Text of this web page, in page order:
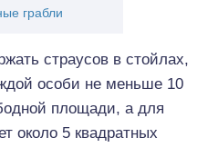
грабли
страусов в стойлах,
особи не меньше 10
площади, а для
около 5 квадратных